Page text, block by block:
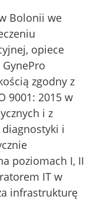
Bolonii we
opiece
zgodny z
9001: 2015 w
i z
i
poziomach I, II
IT w
infrastrukturę